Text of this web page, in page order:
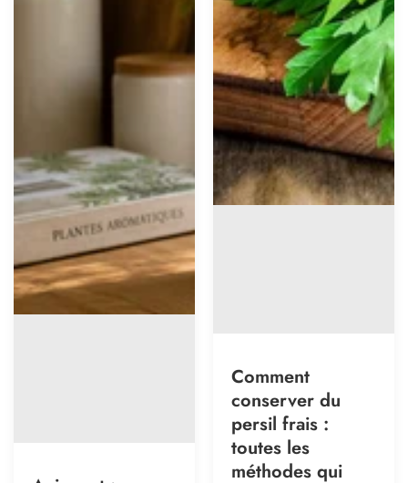
Comment
conserver du
persil frais :
toutes les
méthodes qui